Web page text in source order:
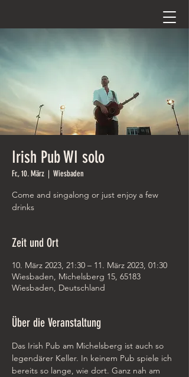
Irish Pub WI solo
Fr., 10. März
  |
Wiesbaden
Come and singalong or just enjoy a few
drinks
Zeit und Ort
10. März 2023, 21:30 – 11. März 2023, 01:30
Wiesbaden, Michelsberg 15, 65183
Wiesbaden, Deutschland
Über die Veranstaltung
Das Irish Pub am Michelsberg ist auch so
legendärer Keller. In keinem Pub spiele ich
bereits so lange, wie dort. Ganz nah am